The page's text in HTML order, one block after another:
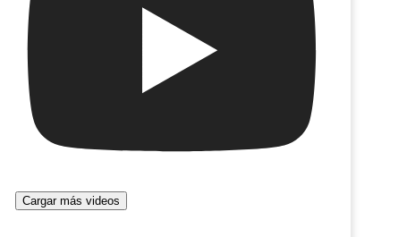
Clarividentes
Cargar más videos